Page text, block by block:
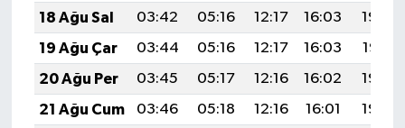
18 Ağu Sal
03:42 05:16 12:17 16:03
19:08
19 Ağu Çar
03:44 05:16 12:17 16:03
19:07
20 Ağu Per
03:45 05:17 12:16 16:02
19:05
21 Ağu Cum
03:46 05:18 12:16 16:01
19:04